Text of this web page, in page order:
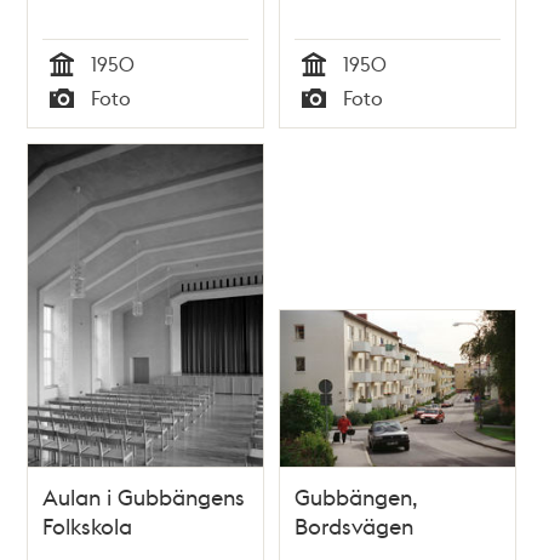
Tid
1950
Typ
Foto Tid
1950
Typ
Foto
Aulan i Gubbängens
Folkskola
Gubbängen,
Bordsvägen